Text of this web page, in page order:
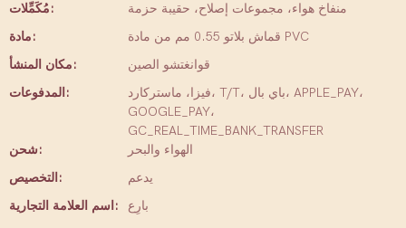
مُكَمِّلات:
منفاخ هواء، مجموعات إصلاح، حقيبة حزمة
مادة:
قماش بلاتو 0.55 مم من مادة PVC
مكان المنشأ:
قوانغتشو الصين
المدفوعات:
فيزا، ماستركارد، T/T، باي بال، APPLE_PAY،
GOOGLE_PAY،
GC_REAL_TIME_BANK_TRANSFER
شحن:
الهواء والبحر
التخصيص:
يدعم
اسم العلامة التجارية:
بارِع